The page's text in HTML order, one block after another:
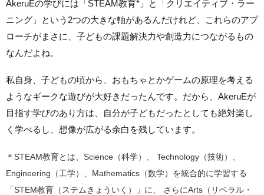
AkeruEの学びには「STEAM教育*」と「クリエイティブ・ラー
ニング」という2つの大きな軸があるんだけれど、これらのアプ
ローチがまさに、子どもの課題解決力や創造力につながるもの
なんだよね。
私自身、子どもの頃から、おもちゃとかゲームの原理を考える
ようなギークな遊びが大好きだったんです。だから、AkeruEが
目指す学びのあり方は、自分が子どもだったとしても絶対楽し
く学べるし、想像が広がる余白を残しています。
＊STEAM教育とは、Science（科学）、 Technology（技術）、
Engineering（工学）、Mathematics（数学）を統合的に学習する
「STEM教育（ステムきょういく）」に、 さらにArts（リベラル・